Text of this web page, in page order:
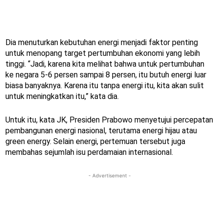
Dia menuturkan kebutuhan energi menjadi faktor penting
untuk menopang target pertumbuhan ekonomi yang lebih
tinggi. “Jadi, karena kita melihat bahwa untuk pertumbuhan
ke negara 5-6 persen sampai 8 persen, itu butuh energi luar
biasa banyaknya. Karena itu tanpa energi itu, kita akan sulit
untuk meningkatkan itu,” kata dia.
Untuk itu, kata JK, Presiden Prabowo menyetujui percepatan
pembangunan energi nasional, terutama energi hijau atau
green energy. Selain energi, pertemuan tersebut juga
membahas sejumlah isu perdamaian internasional.
- Advertisement -